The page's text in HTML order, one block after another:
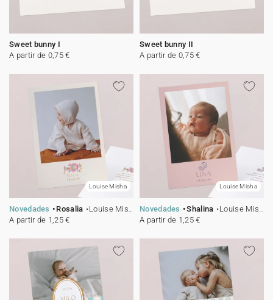
Sweet bunny I
A partir de 0,75 €
Sweet bunny II
A partir de 0,75 €
Louise Misha
Novedades Rosalia
Louise Misha
A partir de 1,25 €
Louise Misha
Novedades Shalina
Louise Misha
A partir de 1,25 €